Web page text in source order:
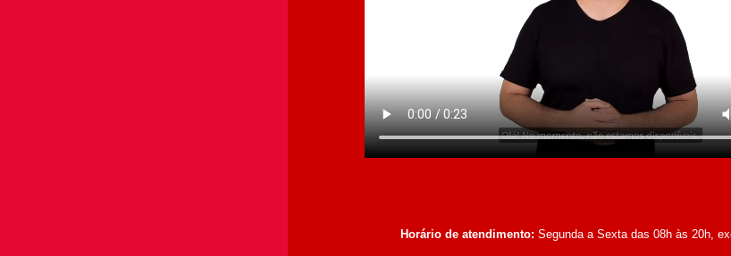
Horário de atendimento: Segunda a Sexta das 08h às 20h,